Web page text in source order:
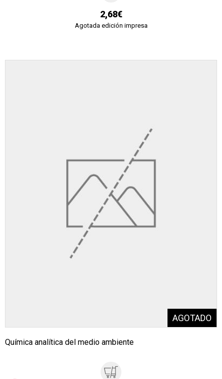
2,68€
Agotada edición impresa
Química analítica del medio ambiente